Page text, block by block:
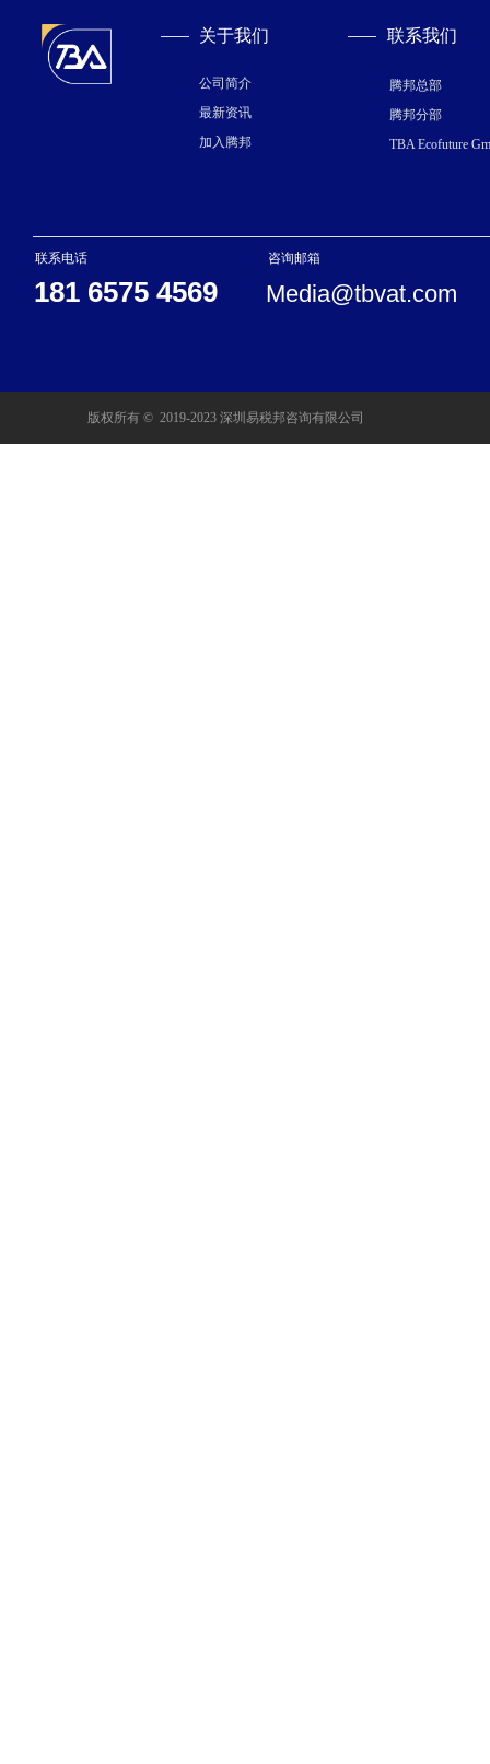
181 6575 4569 Media@tbvat.com
咨询邮箱
联系电话
关于我们 联系我们
公司简介
最新资讯
加入腾邦
腾邦总部
腾邦分部
TBA Ecofuture
版权所有 ©  2019-2023 深圳易税邦咨询有限公司